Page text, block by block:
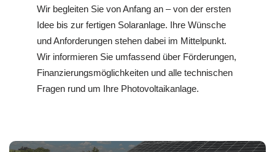
Wir begleiten Sie von Anfang an – von der ersten
Idee bis zur fertigen Solaranlage. Ihre Wünsche
und Anforderungen stehen dabei im Mittelpunkt.
Wir informieren Sie umfassend über Förderungen,
Finanzierungsmöglichkeiten und alle technischen
Fragen rund um Ihre Photovoltaikanlage.